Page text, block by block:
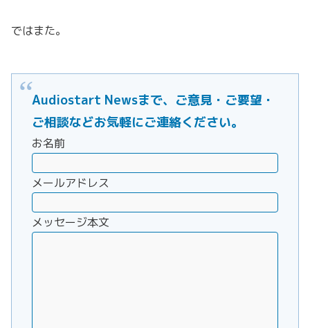
ではまた。
Audiostart Newsまで、ご意見・ご要望・
ご相談などお気軽にご連絡ください。
お名前
メールアドレス
メッセージ本文